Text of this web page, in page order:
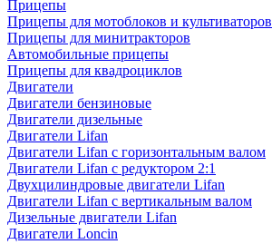
Прицепы
Прицепы для мотоблоков и культиваторов
Прицепы для минитракторов
Автомобильные прицепы
Прицепы для квадроциклов
Двигатели
Двигатели бензиновые
Двигатели дизельные
Двигатели Lifan
Двигатели Lifan с горизонтальным валом
Двигатели Lifan с редуктором 2:1
Двухцилиндровые двигатели Lifan
Двигатели Lifan с вертикальным валом
Дизельные двигатели Lifan
Двигатели Loncin